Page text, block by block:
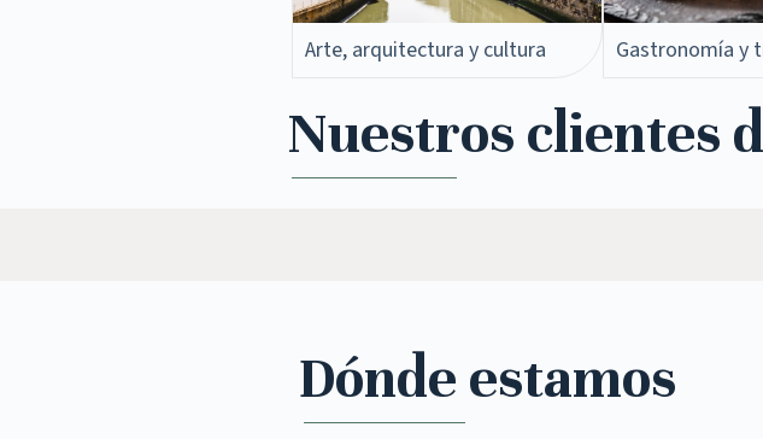
Arte, arquitectura y cultura Gastronomía y
Nuestros clientes
Dónde estamos